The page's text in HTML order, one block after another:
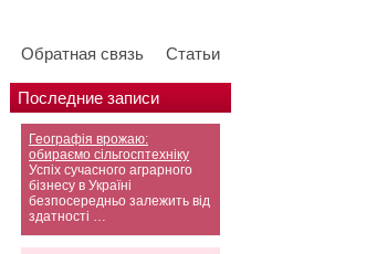
Обратная связь Статьи
Последние записи
Географія врожаю:
обираємо сільгосптехніку
Успіх сучасного аграрного
бізнесу в Україні
безпосередньо залежить від
здатності …